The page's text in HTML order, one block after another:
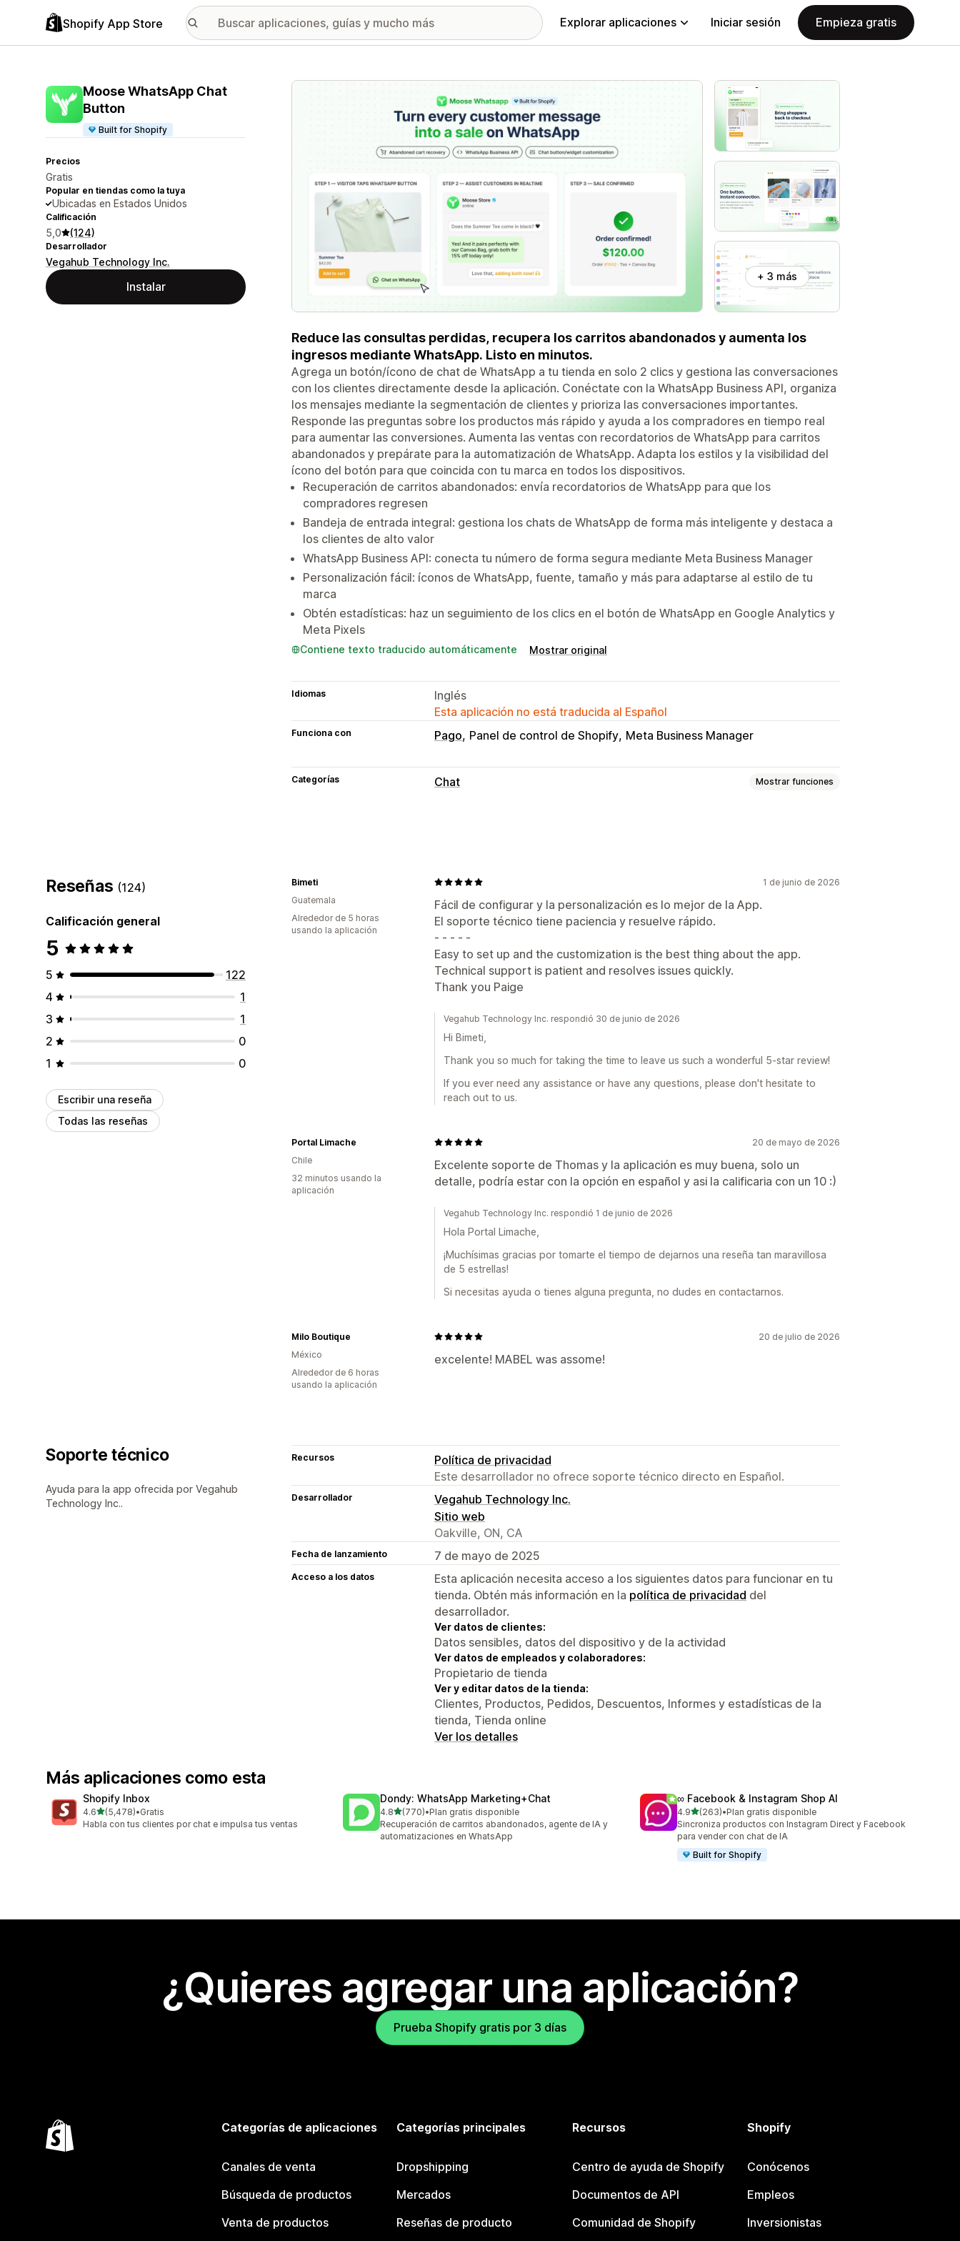
Shopify App Store Explorar aplicaciones Iniciar sesión Empieza gratis
Moose WhatsApp Chat
Button
Built for Shopify
Precios
Gratis
Popular en tiendas como la tuya
Ubicadas en Estados Unidos
Calificación
5,0 (124)
Desarrollador
Vegahub Technology Inc.
Instalar
Galería de imágenes destacadas
+ 3 más
Reduce las consultas perdidas, recupera los carritos abandonados y aumenta los
ingresos mediante WhatsApp. Listo en minutos.
Agrega un botón/ícono de chat de WhatsApp a tu tienda en solo 2 clics y gestiona las conversaciones
con los clientes directamente desde la aplicación. Conéctate con la WhatsApp Business API, organiza
los mensajes mediante la segmentación de clientes y prioriza las conversaciones importantes.
Responde las preguntas sobre los productos más rápido y ayuda a los compradores en tiempo real
para aumentar las conversiones. Aumenta las ventas con recordatorios de WhatsApp para carritos
abandonados y prepárate para la automatización de WhatsApp. Adapta los estilos y la visibilidad del
ícono del botón para que coincida con tu marca en todos los dispositivos.
Recuperación de carritos abandonados: envía recordatorios de WhatsApp para que los
compradores regresen
Bandeja de entrada integral: gestiona los chats de WhatsApp de forma más inteligente y destaca a
los clientes de alto valor
WhatsApp Business API: conecta tu número de forma segura mediante Meta Business Manager
Personalización fácil: íconos de WhatsApp, fuente, tamaño y más para adaptarse al estilo de tu
marca
Obtén estadísticas: haz un seguimiento de los clics en el botón de WhatsApp en Google Analytics y
Meta Pixels
Contiene texto traducido automáticamente Mostrar original
Idiomas
Inglés
Esta aplicación no está traducida al Español
Funciona con Pago Panel de control de Shopify Meta Business Manager
Categorías Chat Mostrar funciones
Saludos
Personalización
Color y fuente
Botones del chat
Reseñas (124)
Calificación general
5
5
122
4
1
3
1
2
0
1
0
Escribir una reseña
Todas las reseñas
1 de junio de 2026
Fácil de configurar y la personalización es lo mejor de la App.
El soporte técnico tiene paciencia y resuelve rápido.
- - - - -
Easy to set up and the customization is the best thing about the app.
Technical support is patient and resolves issues quickly.
Thank you Paige
Bimeti
Guatemala
Alrededor de 5 horas
usando la aplicación
Vegahub Technology Inc. respondió 30 de junio de 2026
Hi Bimeti,
Thank you so much for taking the time to leave us such a wonderful 5-star review!
If you ever need any assistance or have any questions, please don't hesitate to
reach out to us.
20 de mayo de 2026
Excelente soporte de Thomas y la aplicación es muy buena, solo un
detalle, podría estar con la opción en español y asi la calificaria con un 10 :)
Portal Limache
Chile
32 minutos usando la
aplicación
Vegahub Technology Inc. respondió 1 de junio de 2026
Hola Portal Limache,
¡Muchísimas gracias por tomarte el tiempo de dejarnos una reseña tan maravillosa
de 5 estrellas!
Si necesitas ayuda o tienes alguna pregunta, no dudes en contactarnos.
20 de julio de 2026
excelente! MABEL was assome!
Milo Boutique
México
Alrededor de 6 horas
usando la aplicación
Soporte técnico
Ayuda para la app ofrecida por Vegahub
Technology Inc..
Recursos
Política de privacidad
Este desarrollador no ofrece soporte técnico directo en Español.
Desarrollador
Vegahub Technology Inc.
Sitio web
Oakville, ON, CA
Fecha de lanzamiento 7 de mayo de 2025
Acceso a los datos
Esta aplicación necesita acceso a los siguientes datos para funcionar en tu
tienda. Obtén más información en la política de privacidad del
desarrollador.
Ver datos de clientes:
Datos sensibles, datos del dispositivo y de la actividad
Ver datos de empleados y colaboradores:
Propietario de tienda
Ver y editar datos de la tienda:
Clientes, Productos, Pedidos, Descuentos, Informes y estadísticas de la
tienda, Tienda online
Ver los detalles
Más aplicaciones como esta
Shopify Inbox
4.6de 5 estrellas
(5,478)
5478 reseñas en total
•Gratis
Habla con tus clientes por chat e impulsa tus ventas
Dondy: WhatsApp Marketing+Chat
4.8de 5 estrellas
(770)
770 reseñas en total
•Plan gratis disponible
Recuperación de carritos abandonados, agente de IA y
automatizaciones en WhatsApp
∞ Facebook & Instagram Shop AI
4.9de 5 estrellas
(263)
263 reseñas en total
•Plan gratis disponible
Sincroniza productos con Instagram Direct y Facebook
para vender con chat de IA
Built for Shopify
¿Quieres agregar una aplicación?
Prueba Shopify gratis por 3 días
Categorías de aplicaciones
Canales de venta
Búsqueda de productos
Venta de productos
Categorías principales
Dropshipping
Mercados
Reseñas de producto
Recursos
Centro de ayuda de Shopify
Documentos de API
Comunidad de Shopify
Shopify
Conócenos
Empleos
Inversionistas